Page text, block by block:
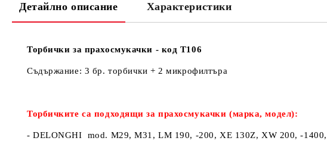
Детайлно описание Характеристики
Торбички за прахосмукачки - код Т106
Съдържание: 3 бр. торбички + 2 микрофилтъра
Торбичките са подходящи за прахосмукачки (марка, модел):
- DELONGHI mod. M29, M31, LM 190, -200, ХЕ 130Z, XW 200, -